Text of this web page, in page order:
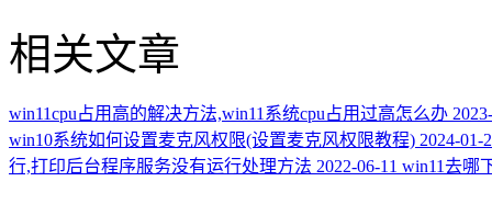
相关文章
win11cpu占用高的解决方法,win11系统cpu占用过高怎么办
win10系统如何设置麦克风权限(设置麦克风权限教程) 2024-01-
行,打印后台程序服务没有运行处理方法 2022-06-11 win11去哪